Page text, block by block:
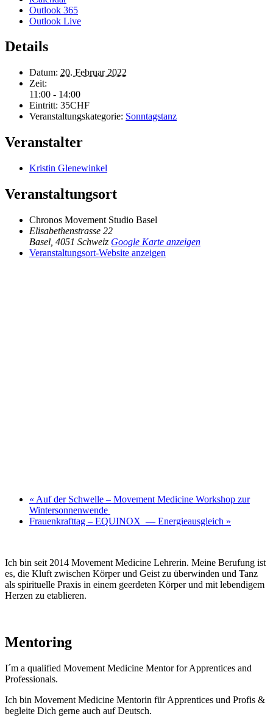
Outlook 365
Outlook Live
Details
Datum: 20. Februar 2022
Zeit:
11:00 - 14:00
Eintritt: 35CHF
Veranstaltungskategorie: Sonntagstanz
Veranstalter
Kristin Glenewinkel
Veranstaltungsort
Chronos Movement Studio Basel
Elisabethenstrasse 22
Basel 4051 Schweiz Google Karte anzeigen
Veranstaltungsort-Website anzeigen
« Auf der Schwelle – Movement Medicine Workshop zur
Wintersonnenwende
Frauenkrafttag – EQUINOX — Energieausgleich »
Ich bin seit 2014 Movement Medicine Lehrerin. Meine Berufung ist
es, die Kluft zwischen Körper und Geist zu überwinden und Tanz
als spirituelle Praxis in einem geerdeten Körper und mit lebendigem
Herzen zu etablieren.
Mentoring
I´m a qualified Movement Medicine Mentor for Apprentices and
Professionals.
Ich bin Movement Medicine Mentorin für Apprentices und Profis &
begleite Dich gerne auch auf Deutsch.